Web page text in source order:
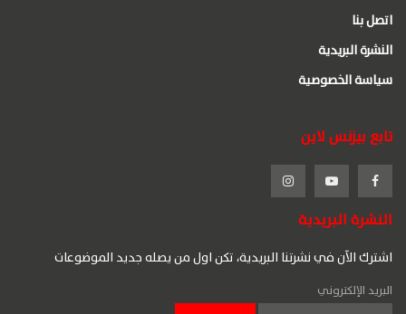
اتصل بنا
النشرة البريدية
سياسة الخصوصية
تابع بيزنس لاين
النشرة البريدية
اشترك الآن في نشرتنا البريدية، تكن اول من يصله جديد الموضوعات
البريد الإلكتروني